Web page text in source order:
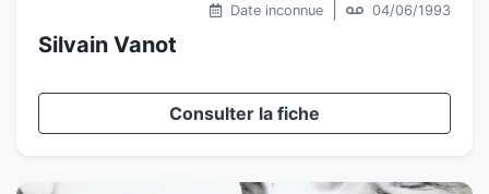
Date inconnue 04/06/1993
Silvain Vanot
Consulter la fiche